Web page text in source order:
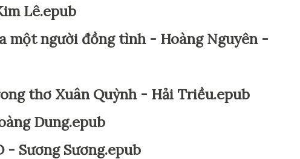
Lê.epub
một người đồng tình - Hoàng Nguyên -
thơ Xuân Quỳnh - Hải Triều.epub
Dung.epub
- Sương Sương.epub